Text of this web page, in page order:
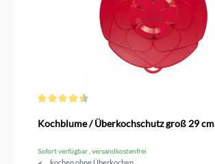
Kochblume / Überkochschutz groß 29 cm
Sofort verfügbar , versandkostenfrei